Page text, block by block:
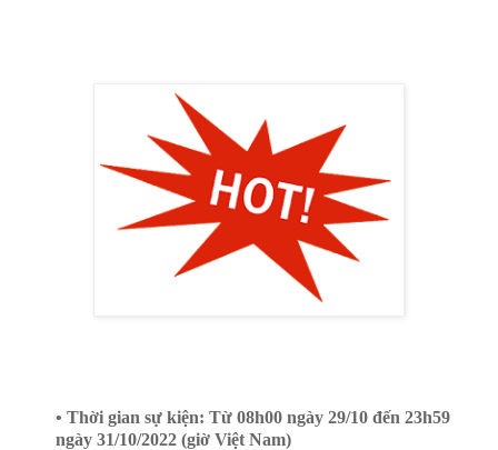
• Thời gian sự kiện: Từ 08h00 ngày 29/10 đến 23h59
ngày 31/10/2022 (giờ Việt Nam)